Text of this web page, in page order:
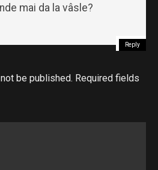
mai da la vâsle?
Reply
be published. Required fields